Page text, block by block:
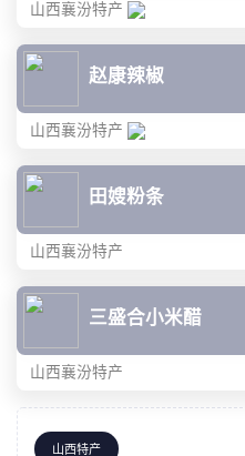
山西襄汾特产
赵康辣椒
山西襄汾特产
田嫂粉条
山西襄汾特产
三盛合小米醋
山西襄汾特产
山西特产